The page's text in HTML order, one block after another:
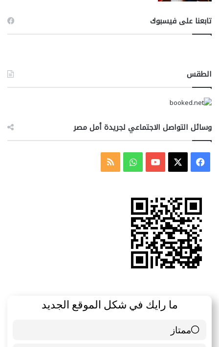
تابعنا على فيسبوك
الطقس
وسائل التواصل الاجتماعي لجريدة أمل مصر
فيسبوك ‫YouTubeواتسابملخص
ما رايك في شكل الموقع الجديد
ممتاز
6 ( 85.71 % )